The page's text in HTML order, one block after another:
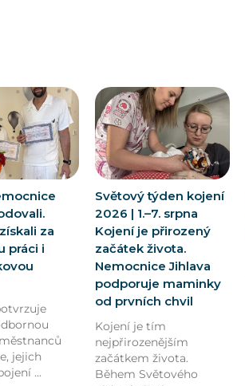
za
práci i
jejich
...
Světový týden kojení
2026 | 1.–7. srpna
Kojení je přirozený
začátek života.
Nemocnice Jihlava
podporuje maminky
od prvních chvil
Kojení je tím
nejpřirozenějším
začátkem života.
Během Světového